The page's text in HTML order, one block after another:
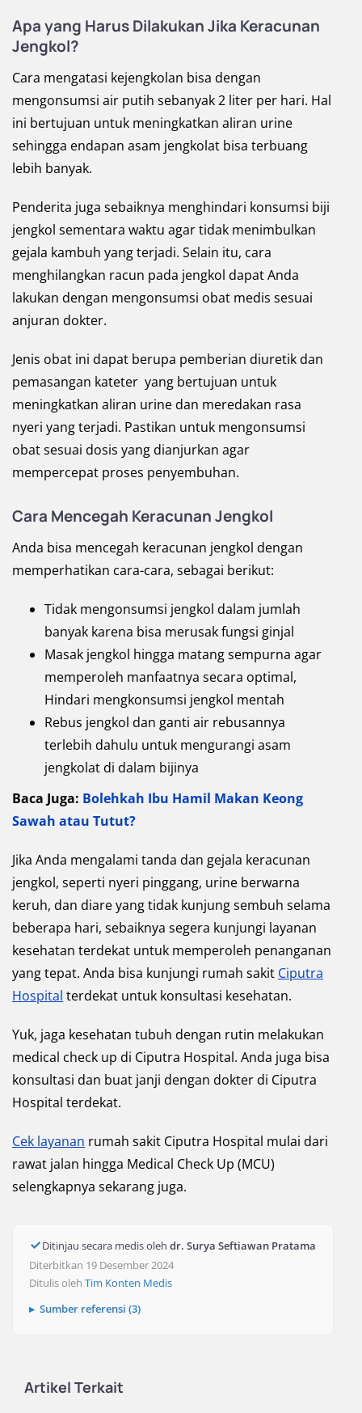
Apa yang Harus Dilakukan Jika Keracunan
Jengkol?
Cara mengatasi kejengkolan bisa dengan
mengonsumsi air putih sebanyak 2 liter per hari. Hal
ini bertujuan untuk meningkatkan aliran urine
sehingga endapan asam jengkolat bisa terbuang
lebih banyak.
Penderita juga sebaiknya menghindari konsumsi biji
jengkol sementara waktu agar tidak menimbulkan
gejala kambuh yang terjadi. Selain itu, cara
menghilangkan racun pada jengkol dapat Anda
lakukan dengan mengonsumsi obat medis sesuai
anjuran dokter.
Jenis obat ini dapat berupa pemberian diuretik dan
pemasangan kateter yang bertujuan untuk
meningkatkan aliran urine dan meredakan rasa
nyeri yang terjadi. Pastikan untuk mengonsumsi
obat sesuai dosis yang dianjurkan agar
mempercepat proses penyembuhan.
Cara Mencegah Keracunan Jengkol
Anda bisa mencegah keracunan jengkol dengan
memperhatikan cara-cara, sebagai berikut:
Tidak mengonsumsi jengkol dalam jumlah
banyak karena bisa merusak fungsi ginjal
Masak jengkol hingga matang sempurna agar
memperoleh manfaatnya secara optimal,
Hindari mengkonsumsi jengkol mentah
Rebus jengkol dan ganti air rebusannya
terlebih dahulu untuk mengurangi asam
jengkolat di dalam bijinya
Baca Juga: Bolehkah Ibu Hamil Makan Keong
Sawah atau Tutut?
Jika Anda mengalami tanda dan gejala keracunan
jengkol, seperti nyeri pinggang, urine berwarna
keruh, dan diare yang tidak kunjung sembuh selama
beberapa hari, sebaiknya segera kunjungi layanan
kesehatan terdekat untuk memperoleh penanganan
yang tepat. Anda bisa kunjungi rumah sakit Ciputra
Hospital terdekat untuk konsultasi kesehatan.
Yuk, jaga kesehatan tubuh dengan rutin melakukan
medical check up di Ciputra Hospital. Anda juga bisa
konsultasi dan buat janji dengan dokter di Ciputra
Hospital terdekat.
Cek layanan rumah sakit Ciputra Hospital mulai dari
rawat jalan hingga Medical Check Up (MCU)
selengkapnya sekarang juga.
Ditinjau secara medis oleh dr. Surya Seftiawan Pratama
Diterbitkan 19 Desember 2024
Ditulis oleh Tim Konten Medis
Sumber referensi (3)
Artikel Terkait